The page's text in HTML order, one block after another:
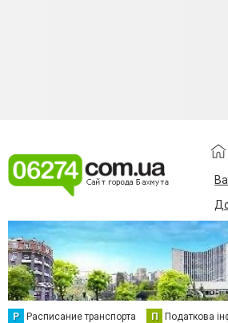
Р Расписание транспорта П Податкова